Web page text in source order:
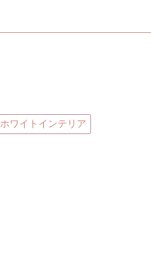
ホワイトインテリア